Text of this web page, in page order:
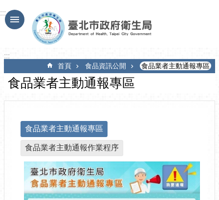
跳到主要內容區塊
:::
:::
首頁 食品資訊公開 食品業者主動通報專區
食品業者主動通報專區
食品業者主動通報專區
食品業者主動通報作業程序